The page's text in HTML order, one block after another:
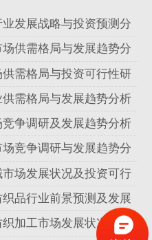
行业报告
大数据
新闻资讯
加入我们
发展战略与投资预测分
供需格局与发展趋势分
需格局与投资可行性研
需格局与发展趋势分析
争调研及发展趋势分析
竞争调研与发展趋势分
场发展状况及投资可行
品行业前景预测及发展
加工市场发展状况与投